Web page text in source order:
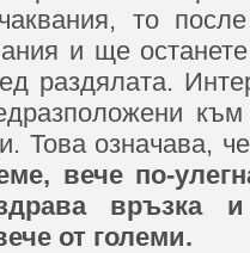
то
и ще
раздялата.
към
Това означава, че
вече по-
връзка
от големи.